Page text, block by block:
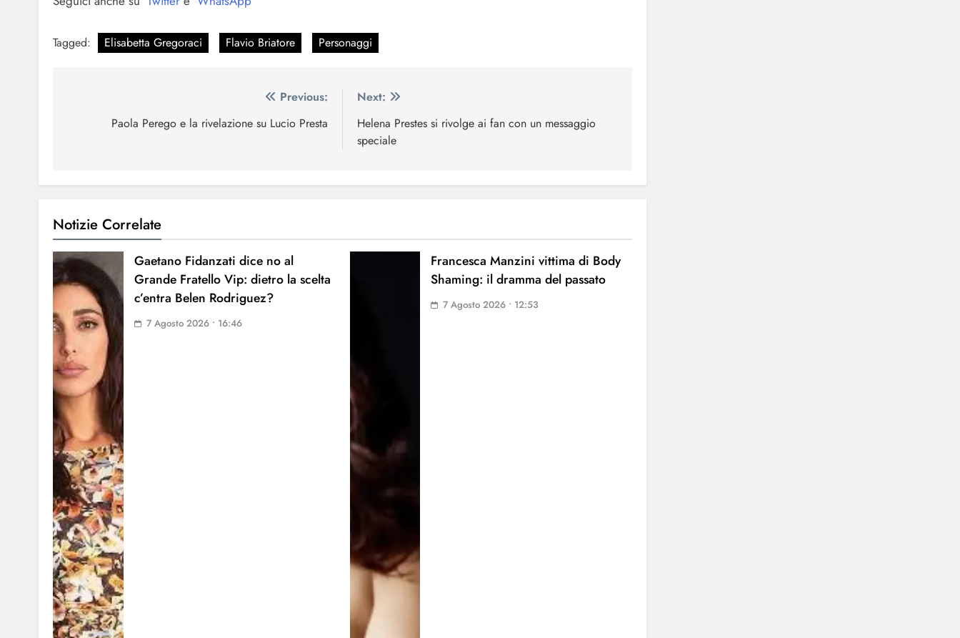
Tagged: Elisabetta Gregoraci Flavio Briatore Personaggi
articoli
Previous:
Paola Perego e la rivelazione su Lucio Presta
Next:
Helena Prestes si rivolge ai fan con un messaggio
speciale
Notizie Correlate
Gaetano Fidanzati dice no al
Grande Fratello Vip: dietro la scelta
c’entra Belen Rodriguez?
7 Agosto 2026 • 16:46
Francesca Manzini vittima di Body
Shaming: il dramma del passato
7 Agosto 2026 • 12:53